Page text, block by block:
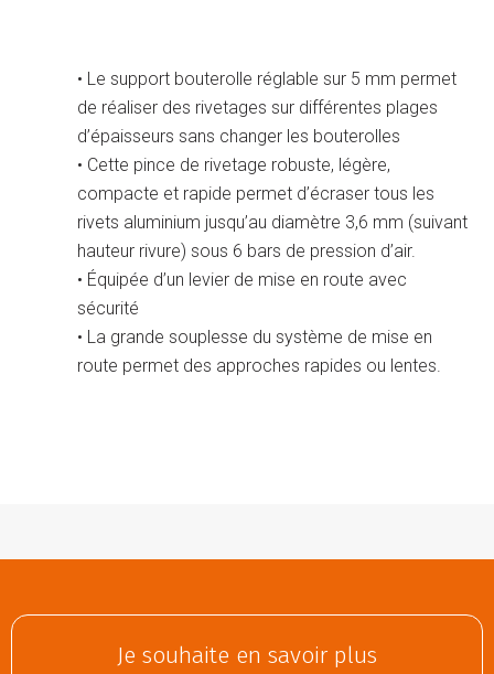
• Le support bouterolle réglable sur 5 mm permet
de réaliser des rivetages sur différentes plages
d’épaisseurs sans changer les bouterolles
• Cette pince de rivetage robuste, légère,
compacte et rapide permet d’écraser tous les
rivets aluminium jusqu’au diamètre 3,6 mm (suivant
hauteur rivure) sous 6 bars de pression d’air.
• Équipée d’un levier de mise en route avec
sécurité
• La grande souplesse du système de mise en
route permet des approches rapides ou lentes.
Je souhaite en savoir plus